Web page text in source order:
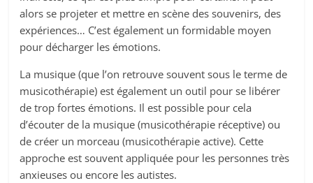
alors se projeter et mettre en scène des souvenirs, des
expériences… C’est également un formidable moyen
pour décharger les émotions.
La musique (que l’on retrouve souvent sous le terme de
musicothérapie) est également un outil pour se libérer
de trop fortes émotions. Il est possible pour cela
d’écouter de la musique (musicothérapie réceptive) ou
de créer un morceau (musicothérapie active). Cette
approche est souvent appliquée pour les personnes très
anxieuses ou encore les autistes.